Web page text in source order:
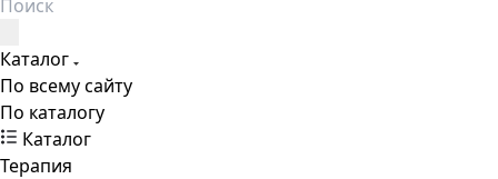
Каталог
По всему сайту
По каталогу
Каталог
Терапия